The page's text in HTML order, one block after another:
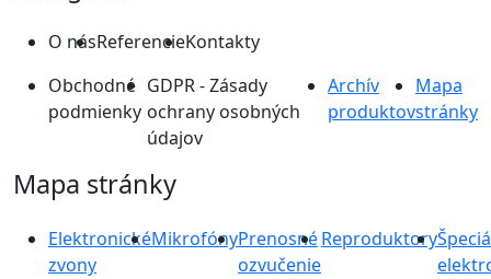
O násReferencieKontakty
Obchodné
podmienky
GDPR - Zásady
ochrany osobných
údajov
Archív
produktov
Mapa
stránky
Mapa stránky
Elektronické
zvony
MikrofónyPrenosné
ozvučenie
Reproduktory